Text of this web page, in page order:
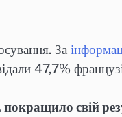
За
47,7%
свій